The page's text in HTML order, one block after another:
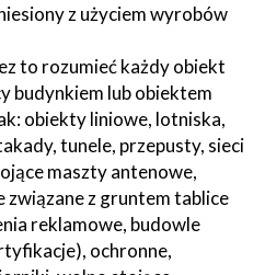
z użyciem wyrobów
to rozumieć każdy obiekt
budynkiem lub obiektem
obiekty liniowe, lotniska,
tunele, przepusty, sieci
maszty antenowe,
z gruntem tablice
reklamowe, budowle
ochronne,